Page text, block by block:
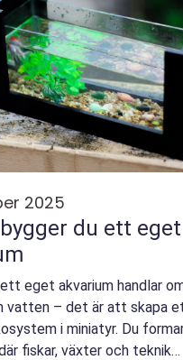
2025
du ett eget
eget akvarium handlar
vatten – det är att skapa
i miniatyr. Du
fiskar, växter och teknik